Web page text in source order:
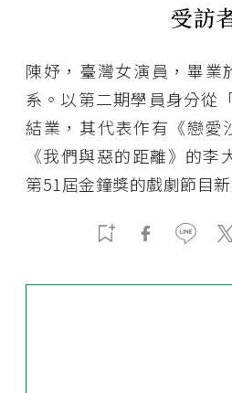
受訪
陳妤，臺灣女演員，畢業
系。以第二期學員身分從
結業，其代表作有《戀愛
《我們與惡的距離》的李
第51屆金鐘獎的戲劇節目